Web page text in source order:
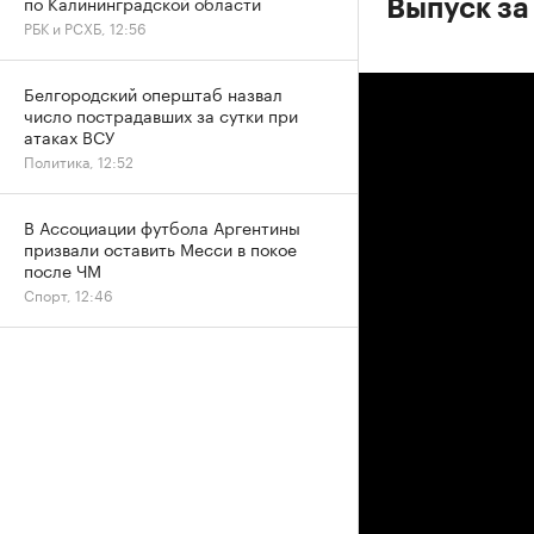
Выпуск
РБК и РСХБ, 12:56
Белгородский оперштаб назвал
число пострадавших за сутки при
атаках ВСУ
Политика, 12:52
В Ассоциации футбола Аргентины
призвали оставить Месси в покое
после ЧМ
Спорт, 12:46